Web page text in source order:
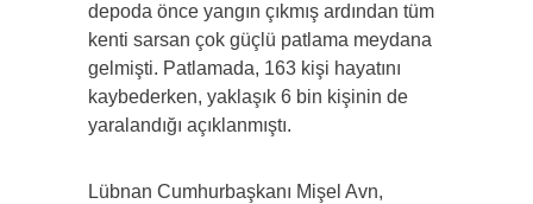
depoda önce yangın çıkmış ardından tüm
kenti sarsan çok güçlü patlama meydana
gelmişti. Patlamada, 163 kişi hayatını
kaybederken, yaklaşık 6 bin kişinin de
yaralandığı açıklanmıştı.
Lübnan Cumhurbaşkanı Mişel Avn,